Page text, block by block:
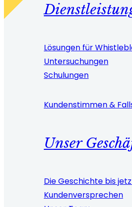
Lösungen für
Untersuchungen
Schulungen
Kundenstimmen &
Unser
Die Geschichte bis
Kundenversprechen